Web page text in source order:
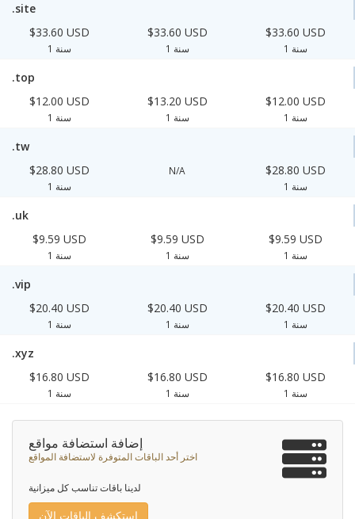
.site
$33.60 USD
1 سنة
$33.60 USD
1 سنة
$33.60 USD
1 سنة
.top
$12.00 USD
1 سنة
$13.20 USD
1 سنة
$12.00 USD
1 سنة
.tw
$28.80 USD
1 سنة
N/A $28.80 USD
1 سنة
.uk
$9.59 USD
1 سنة
$9.59 USD
1 سنة
$9.59 USD
1 سنة
.vip
$20.40 USD
1 سنة
$20.40 USD
1 سنة
$20.40 USD
1 سنة
.xyz
$16.80 USD
1 سنة
$16.80 USD
1 سنة
$16.80 USD
1 سنة
إضافة استضافة مواقع
اختر أحد الباقات المتوفرة لاستضافة المواقع
لدينا باقات تناسب كل ميزانية
استكشف الباقات الآن